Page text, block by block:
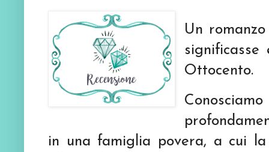
Un
significasse
Ottocento.
in una famiglia povera, a cui